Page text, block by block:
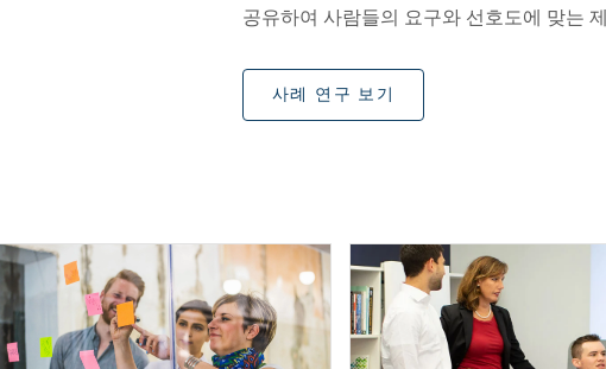
공유하여 사람들의 요구와 선호도에 맞는
사례 연구 보기